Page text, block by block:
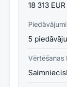
18 313 EUR
Piedāvājumi
5
Vērtēšanas